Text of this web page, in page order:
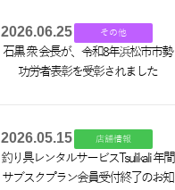
2026.06.25 その他
石黒 衆 会長が、令和8年浜松市市勢
功労者表彰を受彰されました
2026.05.15 店舗情報
釣り具レンタルサービスTsulikali 年間
サブスクプラン会員受付終了のお知